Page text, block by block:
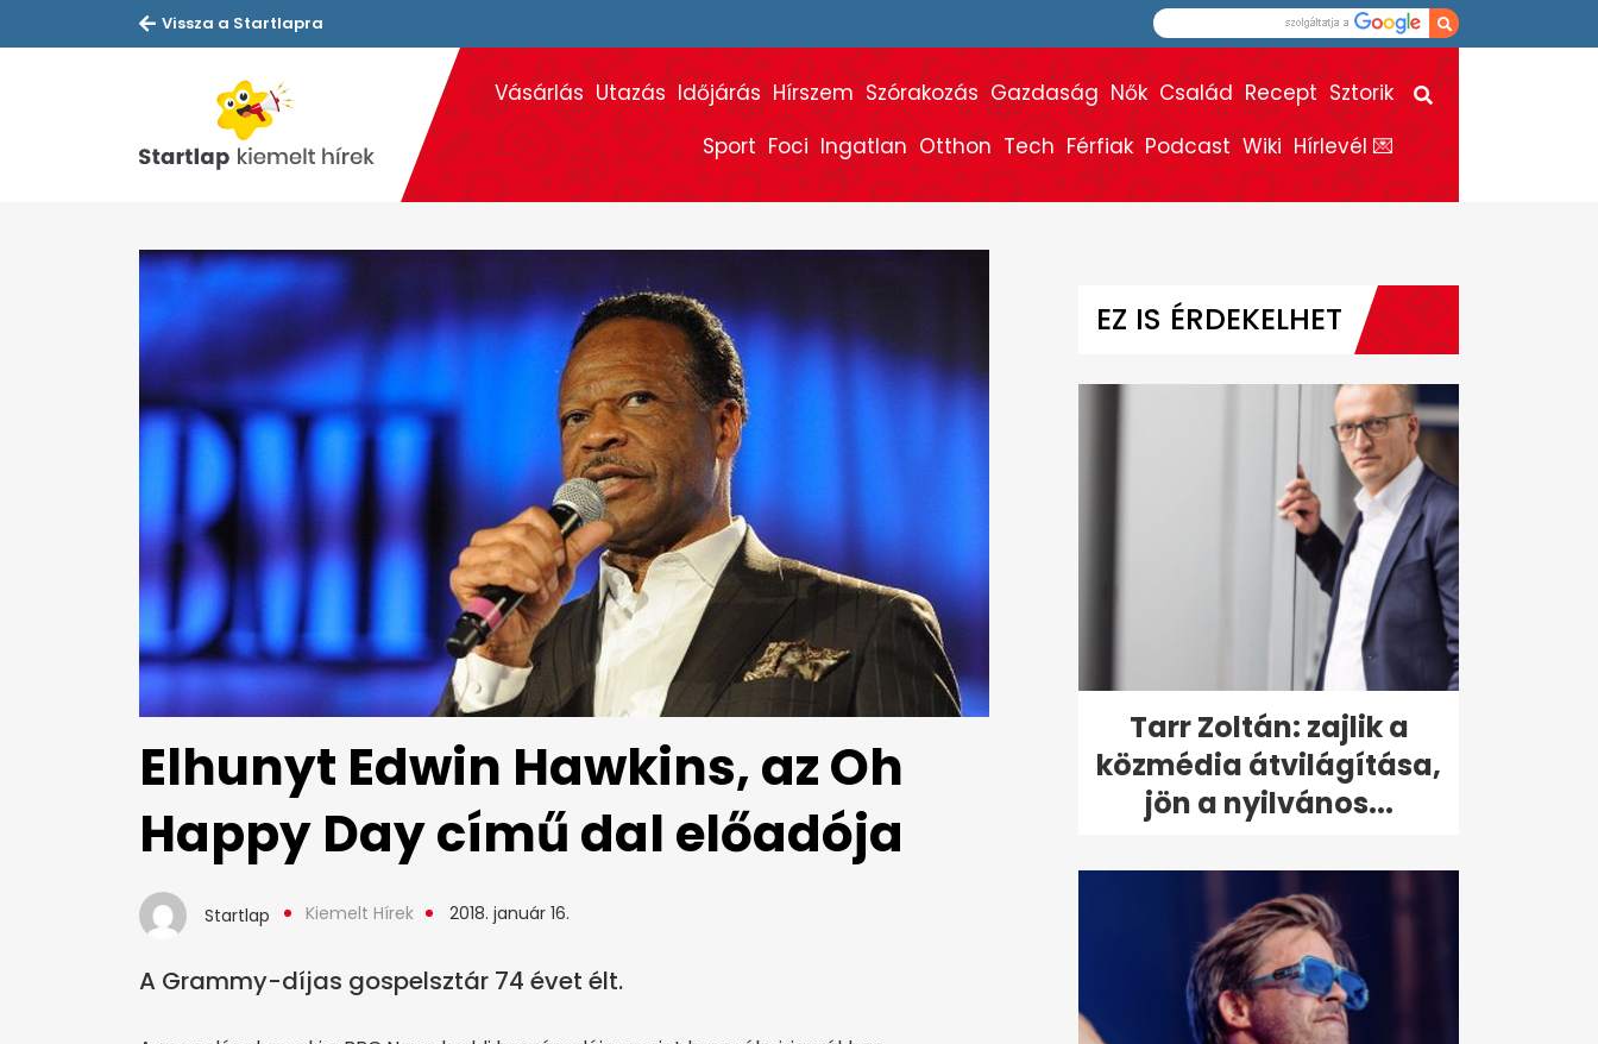
Vissza a Startlapra
Vásárlás Utazás Időjárás Hírszem Szórakozás Gazdaság Nők Család Recept Sztorik
Sport Foci Ingatlan Otthon Tech Férfiak Podcast Wiki Hírlevél 💌
Elhunyt Edwin Hawkins, az Oh
Happy Day című dal előadója
Startlap Kiemelt Hírek 2018. január 16.
A Grammy-díjas gospelsztár 74 évet élt.
EZ IS ÉRDEKELHET
Tarr Zoltán: zajlik a
közmédia átvilágítása,
jön a nyilvános...